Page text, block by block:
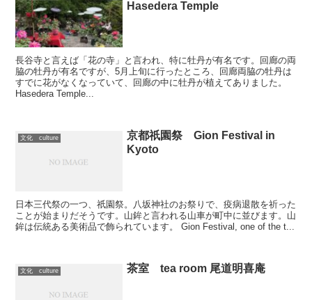
Hasedera Temple
長谷寺と言えば「花の寺」と言われ、特に牡丹が有名です。回廊の両
脇の牡丹が有名ですが、5月上旬に行ったところ、回廊両脇の牡丹は
すでに花がなくなっていて、回廊の中に牡丹が植えてありました。
Hasedera Temple...
文化 culture
京都祇園祭 Gion Festival in
Kyoto
日本三代祭の一つ、祇園祭。八坂神社のお祭りで、疫病退散を祈った
ことが始まりだそうです。山鉾と言われる山車が町中に並びます。山
鉾は伝統ある美術品で飾られています。 Gion Festival, one of the t...
文化 culture 茶室 tea room 尾道明喜庵